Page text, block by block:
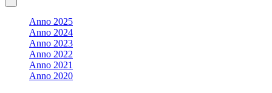
Anno 2025
Anno 2024
Anno 2023
Anno 2022
Anno 2021
Anno 2020